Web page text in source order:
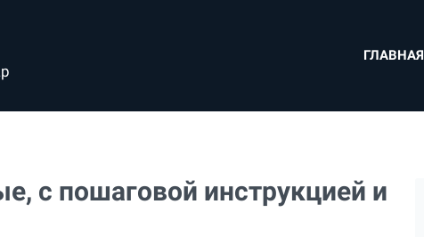
ГЛАВНАЯ
с пошаговой инструкцией и